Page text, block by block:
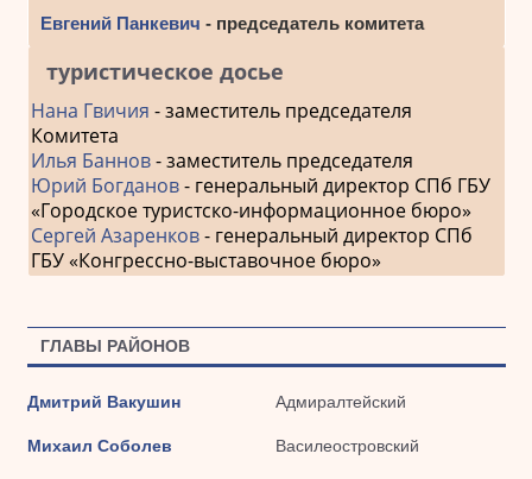
Евгений Панкевич - председатель комитета
туристическое досье
Нана Гвичия - заместитель председателя
Комитета
Илья Баннов- заместитель председателя
Юрий Богданов- генеральный директор СПб ГБУ
«Городское туристско-информационное бюро»
Сергей Азаренков- генеральный директор СПб
ГБУ «Конгрессно-выставочное бюро»
ГЛАВЫ РАЙОНОВ
Дмитрий Вакушин Адмиралтейский
Михаил Соболев Василеостровский